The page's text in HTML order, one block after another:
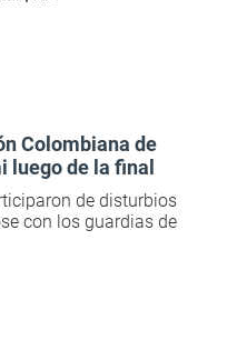
Colombiana de
luego de la final
de disturbios
con los guardias de